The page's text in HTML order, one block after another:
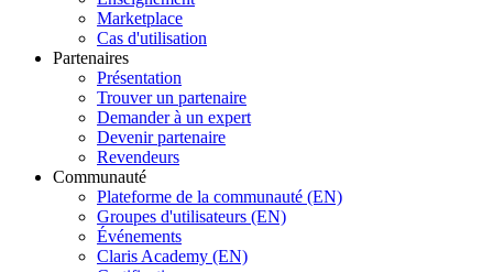
Marketplace
Cas d'utilisation
Partenaires
Présentation
Trouver un partenaire
Demander à un expert
Devenir partenaire
Revendeurs
Communauté
Plateforme de la communauté (EN)
Groupes d'utilisateurs (EN)
Événements
Claris Academy (EN)